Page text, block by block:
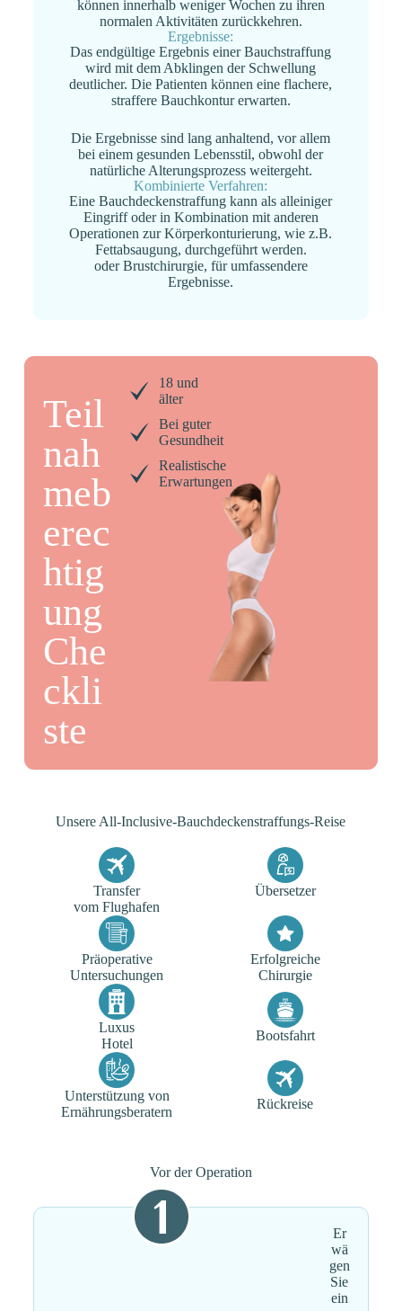
können innerhalb weniger Wochen zu ihren
normalen Aktivitäten zurückkehren.
Ergebnisse:
Das endgültige Ergebnis einer Bauchstraffung
wird mit dem Abklingen der Schwellung
deutlicher. Die Patienten können eine flachere,
straffere Bauchkontur erwarten.
Die Ergebnisse sind lang anhaltend, vor allem
bei einem gesunden Lebensstil, obwohl der
natürliche Alterungsprozess weitergeht.
Kombinierte Verfahren:
Eine Bauchdeckenstraffung kann als alleiniger
Eingriff oder in Kombination mit anderen
Operationen zur Körperkonturierung, wie z.B.
Fettabsaugung, durchgeführt werden.
oder Brustchirurgie, für umfassendere
Ergebnisse.
Teil
nah
meb
erec
htig
ung
Che
ckli
ste
18 und
älter
Bei guter
Gesundheit
Realistische
Erwartungen
Unsere All-Inclusive-Bauchdeckenstraffungs-Reise
Transfer
vom Flughafen
Übersetzer
Präoperative
Untersuchungen
Erfolgreiche
Chirurgie
Luxus
Hotel
Bootsfahrt
Unterstützung von
Ernährungsberatern
Rückreise
Vor der Operation
Er
wä
gen
Sie
ein